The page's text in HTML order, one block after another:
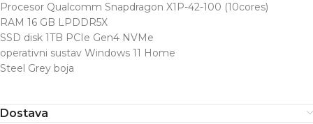
Procesor Qualcomm Snapdragon X1P-42-100 (10cores)
RAM 16 GB LPDDR5X
SSD disk 1TB PCIe Gen4 NVMe
operativni sustav Windows 11 Home
Steel Grey boja
Dostava